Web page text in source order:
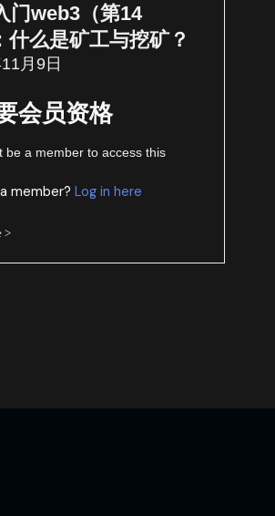
门web3（第14
什么是矿工与挖矿？
月9日
会员资格
be a member to access this
member?Log in here
>